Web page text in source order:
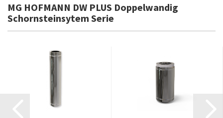
MG HOFMANN DW PLUS Doppelwandig
Schornsteinsytem Serie